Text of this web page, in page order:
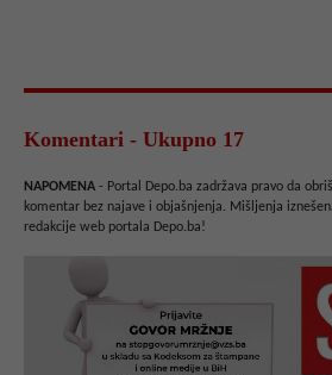
Komentari - Ukupno 17
NAPOMENA - Portal Depo.ba zadržava pravo da
komentar bez najave i objašnjenja. Mišljenja
redakcije web portala Depo.ba!